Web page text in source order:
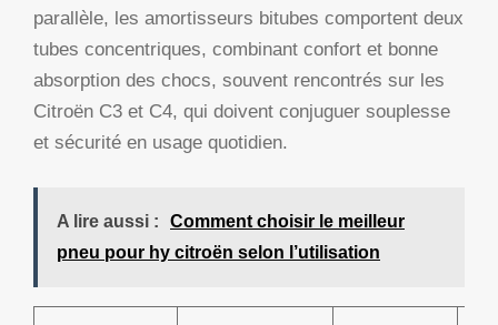
parallèle, les amortisseurs bitubes comportent deux
tubes concentriques, combinant confort et bonne
absorption des chocs, souvent rencontrés sur les
Citroën C3 et C4, qui doivent conjuguer souplesse
et sécurité en usage quotidien.
A lire aussi :
Comment choisir le meilleur
pneu pour hy citroën selon l’utilisation